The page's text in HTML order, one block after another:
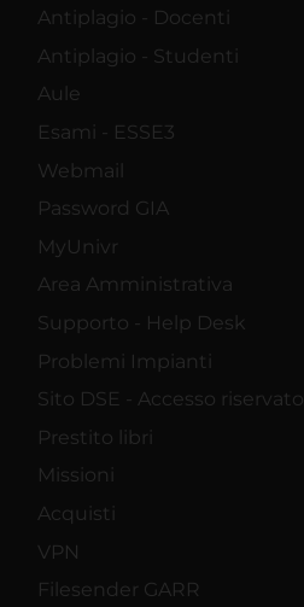
Antiplagio - Docenti
Antiplagio - Studenti
Aule
Esami - ESSE3
Webmail
Password GIA
MyUnivr
Area Amministrativa
Supporto - Help Desk
Problemi Impianti
Sito DSE - Accesso riservato
Prestito libri
Missioni
Acquisti
VPN
Filesender GARR